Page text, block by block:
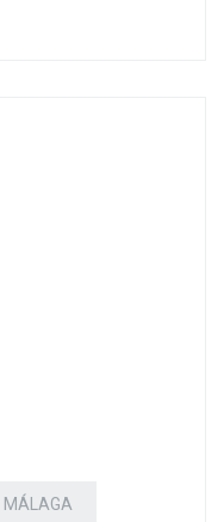
MÁLAGA